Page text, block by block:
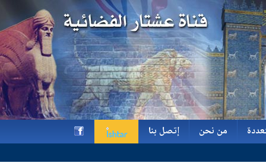
من نحن
إتصل بنا